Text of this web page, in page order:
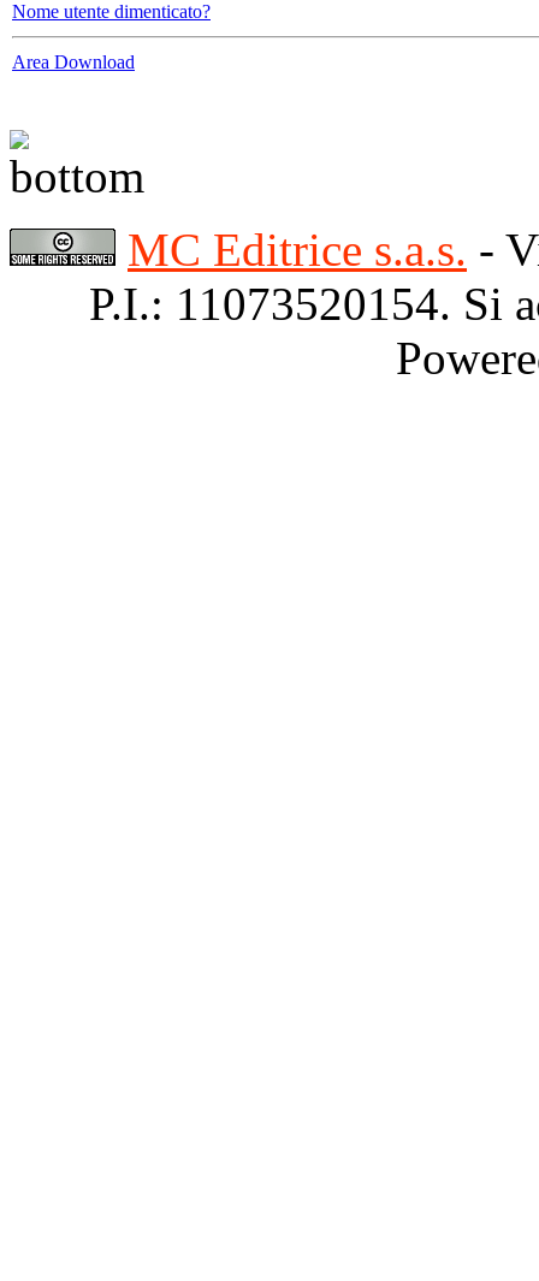
Nome utente dimenticato?
Area Download
MC Editrice s.a.s. -
P.I.: 11073520154. Si